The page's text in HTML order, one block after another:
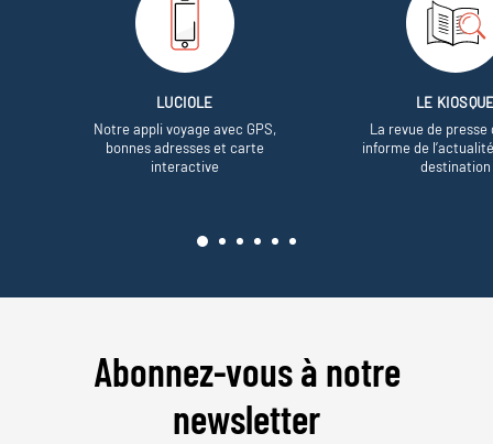
LUCIOLE
Notre appli voyage avec GPS,
bonnes adresses et carte
interactive
LE
La revue de presse
informe de
destination
Abonnez-vous à notre
newsletter